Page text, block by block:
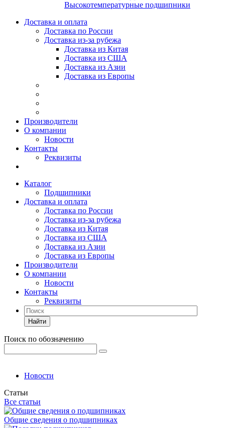
Высокотемпературные подшипники
Доставка и оплата
Доставка по России
Доставка из-за рубежа
Доставка из Китая
Доставка из США
Доставка из Азии
Доставка из Европы
Производители
О компании
Новости
Контакты
Реквизиты
Каталог
Подшипники
Доставка и оплата
Доставка по России
Доставка из-за рубежа
Доставка из Китая
Доставка из США
Доставка из Азии
Доставка из Европы
Производители
О компании
Новости
Контакты
Реквизиты
Найти
Поиск по обозначению
Новости
Статьи
Все статьи
Общие сведения о подшипниках